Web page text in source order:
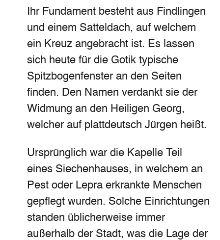
Ihr Fundament besteht aus Findlingen
und einem Satteldach, auf welchem
ein Kreuz angebracht ist. Es lassen
sich heute für die Gotik typische
Spitzbogenfenster an den Seiten
finden. Den Namen verdankt sie der
Widmung an den Heiligen Georg,
welcher auf plattdeutsch Jürgen heißt.
Ursprünglich war die Kapelle Teil
eines Siechenhauses, in welchem an
Pest oder Lepra erkrankte Menschen
gepflegt wurden. Solche Einrichtungen
standen üblicherweise immer
außerhalb der Stadt, was die Lage der